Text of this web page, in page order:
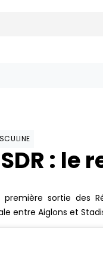
: le
première sortie des
entre Aiglons et